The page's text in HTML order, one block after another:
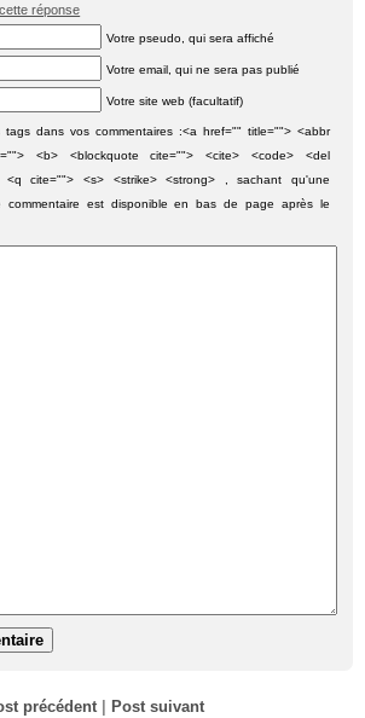
réponse
Votre pseudo, qui sera affiché
Votre email, qui ne sera pas publié
Votre site web (facultatif)
tags dans vos commentaires :<a href="" title=""> <abbr
<b> <blockquote cite=""> <cite> <code> <del
<q cite=""> <s> <strike> <strong> , sachant qu'une
commentaire est disponible en bas de page après le
précédent Post suivant